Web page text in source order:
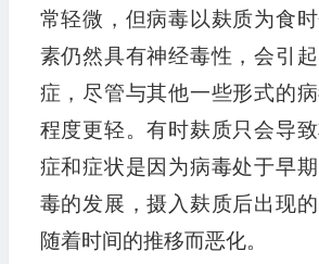
常轻微，但病毒以麸质为食
素仍然具有神经毒性，会引
症，尽管与其他一些形式的病
程度更轻。有时麸质只会导
症和症状是因为病毒处于早
毒的发展，摄入麸质后出现
随着时间的推移而恶化。